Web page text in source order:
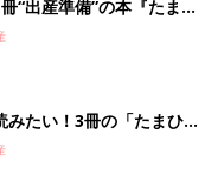
“出産準備”の本『たまご
』〈スペシャル大特集〉
みたい！3冊の「たまひ